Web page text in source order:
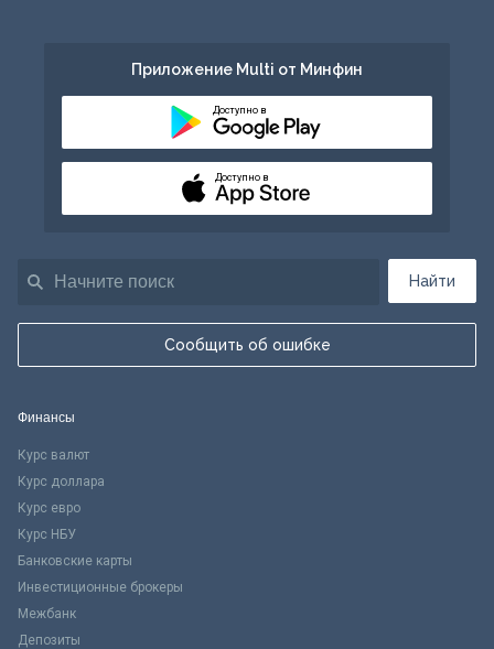
Найти
Сообщить об ошибке
Приложение Multi от Минфин
Доступно в
Доступно в
Финансы
Курс валют
Курс доллара
Курс евро
Курс НБУ
Банковские карты
Инвестиционные брокеры
Межбанк
Депозиты